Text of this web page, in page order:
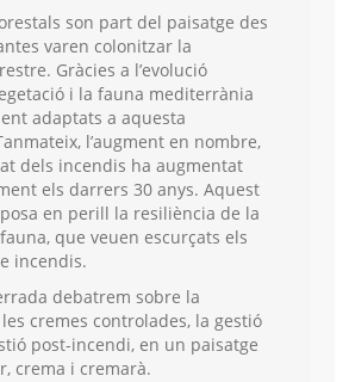
son part del paisatge des
varen colonitzar la
Gràcies a l’evolució
i la fauna mediterrània
adaptats a aquesta
l’augment en nombre,
dels incendis ha augmentat
els darrers 30 anys. Aquest
en perill la resiliència de la
que veuen escurçats els
incendis.
debatrem sobre la
cremes controlades, la gestió
post-incendi, en un paisatge
crema i cremarà.